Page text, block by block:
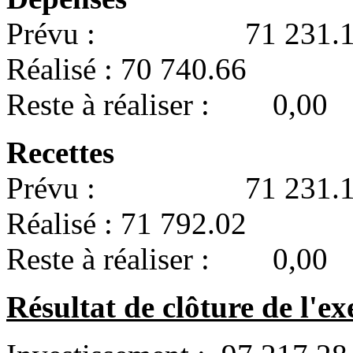
Prévu : 71
Réalisé : 70 740.66
Reste à réaliser : 0,00
Recettes
Prévu : 71
Réalisé : 71 792.02
Reste à réaliser : 0,00
Résultat de clôture de